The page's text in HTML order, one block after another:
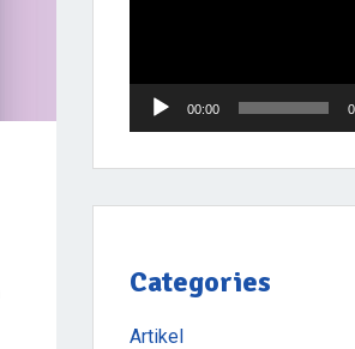
00:00
Categories
Artikel